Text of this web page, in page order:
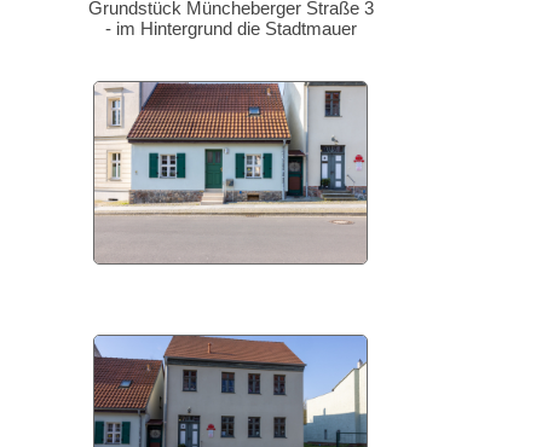
Grundstück Müncheberger Straße 3
- im Hintergrund die Stadtmauer